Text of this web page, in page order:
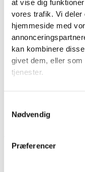
at vise dig
vores trafik. Vi deler
hjemmeside med
kan kombinere
givet dem, eller
tjenester.
Nødvendig
Præferencer
Bluey Play Date
kombinerer
Sættet indeholder et
overraskelse: en af to
Bluey iført en krone
Børnene kan
Dette sæt er ideelt til